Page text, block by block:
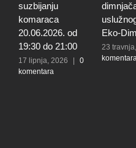
suzbijanju
komaraca
20.06.2026. od
19:30 do 21:00
17 lipnja, 2026
0
komentara
Eko-Dim
23